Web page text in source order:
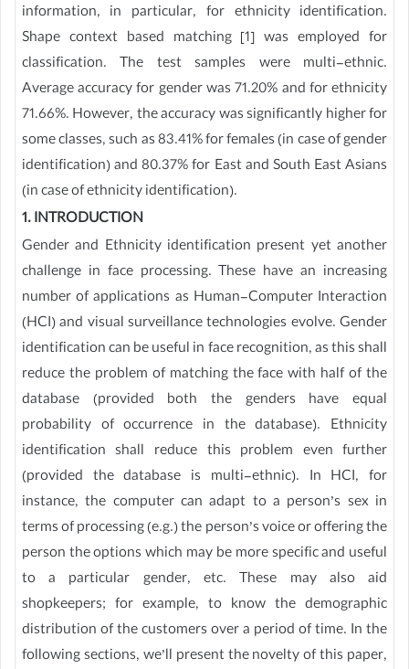
information, in particular, for ethnicity identification.
Shape context based matching [1] was employed for
classification. The test samples were multi-ethnic.
Average accuracy for gender was 71.20% and for ethnicity
71.66%. However, the accuracy was significantly higher for
some classes, such as 83.41% for females (in case of gender
identification) and 80.37% for East and South East Asians
(in case of ethnicity identification).
1. INTRODUCTION
Gender and Ethnicity identification present yet another
challenge in face processing. These have an increasing
number of applications as Human-Computer Interaction
(HCI) and visual surveillance technologies evolve. Gender
identification can be useful in face recognition, as this shall
reduce the problem of matching the face with half of the
database (provided both the genders have equal
probability of occurrence in the database). Ethnicity
identification shall reduce this problem even further
(provided the database is multi-ethnic). In HCI, for
instance, the computer can adapt to a person’s sex in
terms of processing (e.g.) the person’s voice or offering the
person the options which may be more specific and useful
to a particular gender, etc. These may also aid
shopkeepers; for example, to know the demographic
distribution of the customers over a period of time. In the
following sections, we’ll present the novelty of this paper,